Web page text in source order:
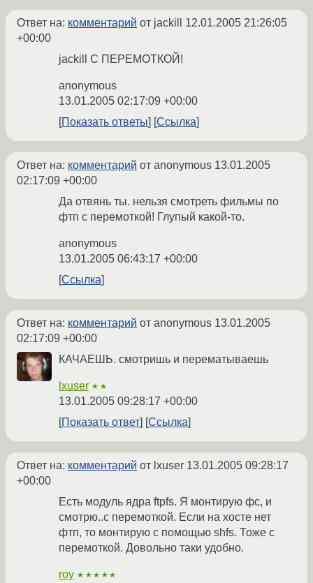
Ответ на: комментарий от jackill 12.01.2005 21:26:05
+00:00
jackill С ПЕРЕМОТКОЙ!
anonymous
13.01.2005 02:17:09 +00:00
Показать ответы
Ссылка
Ответ на: комментарий от anonymous 13.01.2005
02:17:09 +00:00
Да отвянь ты. нельзя смотреть фильмы по
фтп с перемоткой! Глупый какой-то.
anonymous
13.01.2005 06:43:17 +00:00
Ссылка
Ответ на: комментарий от anonymous 13.01.2005
02:17:09 +00:00
КАЧАЕШЬ. смотришь и перематываешь
lxuser ★★
13.01.2005 09:28:17 +00:00
Показать ответ
Ссылка
Ответ на: комментарий от lxuser 13.01.2005 09:28:17
+00:00
Есть модуль ядра ftpfs. Я монтирую фс, и
смотрю..с перемоткой. Если на хосте нет
фтп, то монтирую с помощью shfs. Тоже с
перемоткой. Довольно таки удобно.
roy ★★★★★